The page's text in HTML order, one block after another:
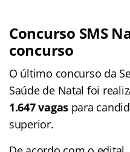
Concurso SMS
concurso
O último concurso da
Saúde de Natal foi
1.647 vagas para
superior.